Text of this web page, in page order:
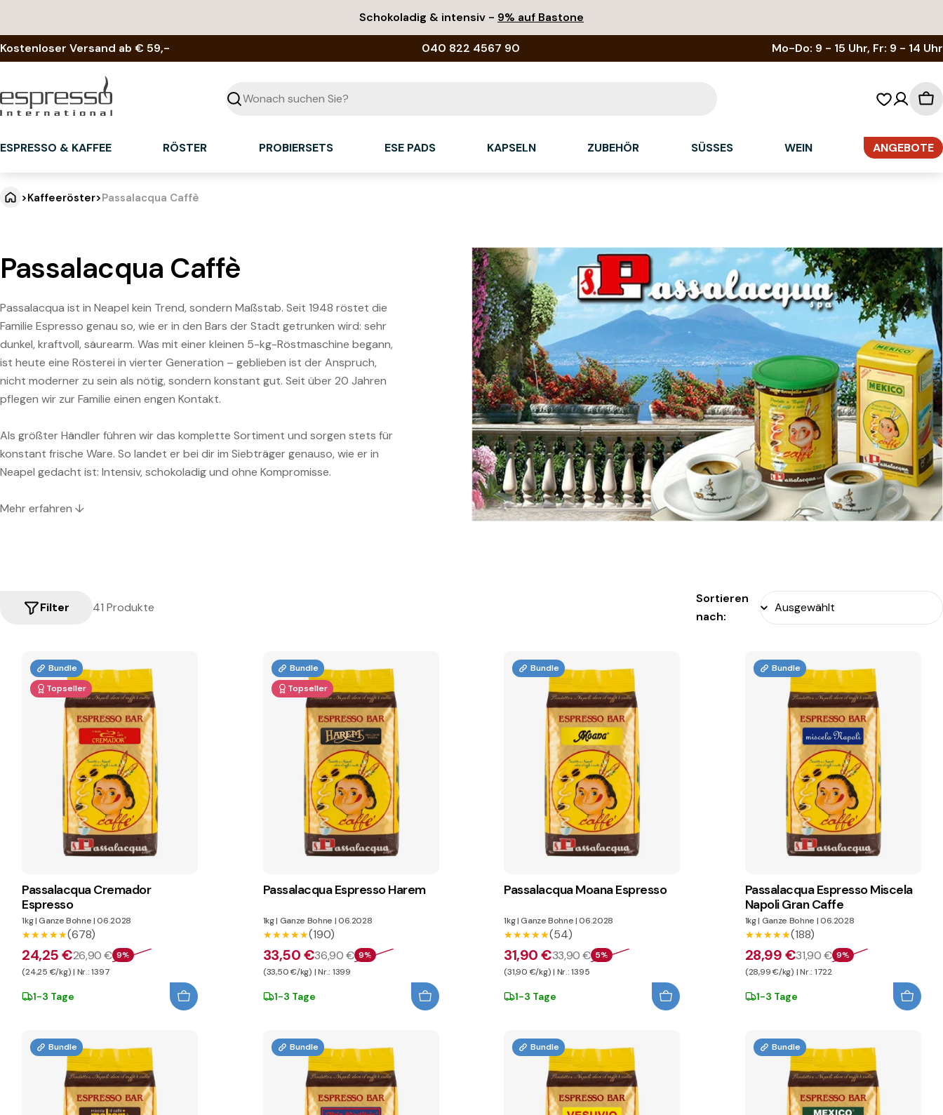
springen
Schokoladig & intensiv - 9% auf Bastone
Kostenloser Versand ab € 59,- 040 822 4567 90 Mo-Do: 9 - 15 Uhr, Fr: 9 - 14 Uhr
Suchen
ESPRESSO & KAFFEE RÖSTER PROBIERSETS ESE PADS KAPSELN ZUBEHÖR SÜSSES WEIN ANGEBOTE
>Kaffeeröster>Passalacqua Caffè
Passalacqua Caffè
Passalacqua ist in Neapel kein Trend, sondern Maßstab. Seit 1948 röstet die
Familie Espresso genau so, wie er in den Bars der Stadt getrunken wird: sehr
dunkel, kraftvoll, säurearm. Was mit einer kleinen 5-kg-Röstmaschine begann,
ist heute eine Rösterei in vierter Generation – geblieben ist der Anspruch,
nicht moderner zu sein als nötig, sondern konstant gut. Seit über 20 Jahren
pflegen wir zur Familie einen engen Kontakt.
Als größter Händler führen wir das komplette Sortiment und sorgen stets für
konstant frische Ware. So landet er bei dir im Siebträger genauso, wie er in
Neapel gedacht ist: Intensiv, schokoladig und ohne Kompromisse.
Mehr erfahren ↓
41 Produkte
Filter
Sortieren
nach:
Bundle
Topseller
Passalacqua Cremador
Espresso
1kg|Ganze Bohne|06.2028
★★★★★
★★★★★(678)
24,25 €26,90 € 9%
(24,25 €/kg) | Nr.: 1397
1-3 Tage
Bundle
Topseller
Passalacqua Espresso Harem
1kg| Ganze Bohne |06.2028
★★★★★
★★★★★(190)
33,50 €36,90 € 9%
(33,50 €/kg) | Nr.: 1399
1-3 Tage
Bundle
Passalacqua Moana Espresso
1kg|Ganze Bohne|06.2028
★★★★★
★★★★★(54)
31,90 €33,90 € 5%
(31,90 €/kg) | Nr.: 1395
1-3 Tage
Bundle
Passalacqua Espresso Miscela
Napoli Gran Caffe
1kg| Ganze Bohne |06.2028
★★★★★
★★★★★(188)
28,99 €31,90 € 9%
(28,99 €/kg) | Nr.: 1722
1-3 Tage
Bundle Bundle Bundle Bundle